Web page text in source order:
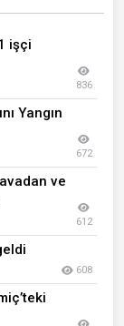
işçi
836
Yangın
672
ve
612
608